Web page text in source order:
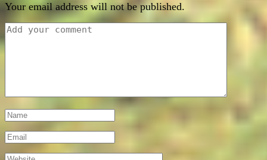
Your email address will not be published.